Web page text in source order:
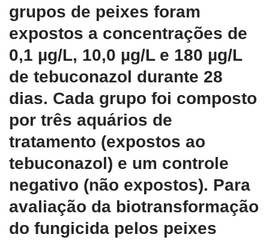
grupos de peixes foram
expostos a concentrações de
0,1 µg/L, 10,0 µg/L e 180 µg/L
de tebuconazol durante 28
dias. Cada grupo foi composto
por três aquários de
tratamento (expostos ao
tebuconazol) e um controle
negativo (não expostos). Para
avaliação da biotransformação
do fungicida pelos peixes